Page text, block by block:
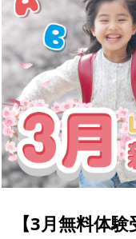
【3月無料体験